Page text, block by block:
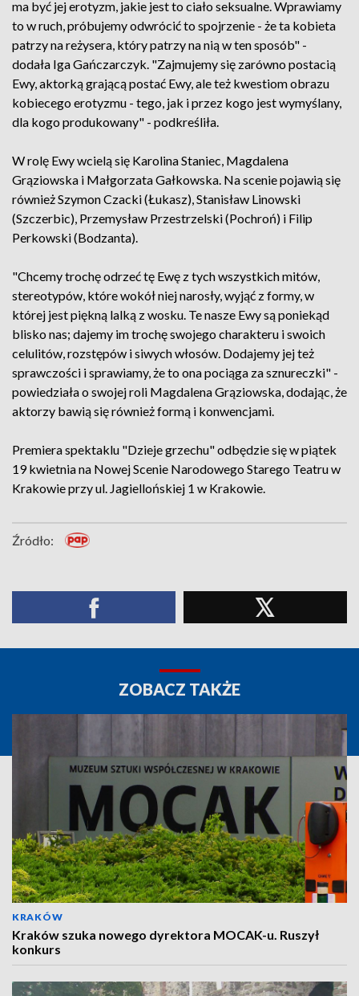
ma być jej erotyzm, jakie jest to ciało seksualne. Wprawiamy
to w ruch, próbujemy odwrócić to spojrzenie - że ta kobieta
patrzy na reżysera, który patrzy na nią w ten sposób" -
dodała Iga Gańczarczyk. "Zajmujemy się zarówno postacią
Ewy, aktorką grającą postać Ewy, ale też kwestiom obrazu
kobiecego erotyzmu - tego, jak i przez kogo jest wymyślany,
dla kogo produkowany" - podkreśliła.
W rolę Ewy wcielą się Karolina Staniec, Magdalena
Grąziowska i Małgorzata Gałkowska. Na scenie pojawią się
również Szymon Czacki (Łukasz), Stanisław Linowski
(Szczerbic), Przemysław Przestrzelski (Pochroń) i Filip
Perkowski (Bodzanta).
"Chcemy trochę odrzeć tę Ewę z tych wszystkich mitów,
stereotypów, które wokół niej narosły, wyjąć z formy, w
której jest piękną lalką z wosku. Te nasze Ewy są poniekąd
blisko nas; dajemy im trochę swojego charakteru i swoich
celulitów, rozstępów i siwych włosów. Dodajemy jej też
sprawczości i sprawiamy, że to ona pociąga za sznureczki" -
powiedziała o swojej roli Magdalena Grąziowska, dodając, że
aktorzy bawią się również formą i konwencjami.
Premiera spektaklu "Dzieje grzechu" odbędzie się w piątek
19 kwietnia na Nowej Scenie Narodowego Starego Teatru w
Krakowie przy ul. Jagiellońskiej 1 w Krakowie.
Źródło:
ZOBACZ TAKŻE
KRAKÓW
Kraków szuka nowego dyrektora MOCAK-u. Ruszył
konkurs